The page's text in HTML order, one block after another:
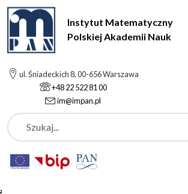
Instytut Matematyczny
Polskiej Akademii Nauk
ul. Śniadeckich 8, 00-656 Warszawa
+48 22 522 81 00
im@impan.pl
Szukaj